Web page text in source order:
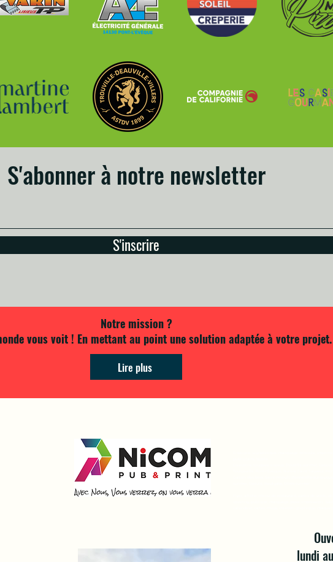
S'abonner à notre newsletter
S'inscrire
Notre mission ?
vous voit ! En mettant au point une solution adaptée à votre projet.
Lire plus
lundi